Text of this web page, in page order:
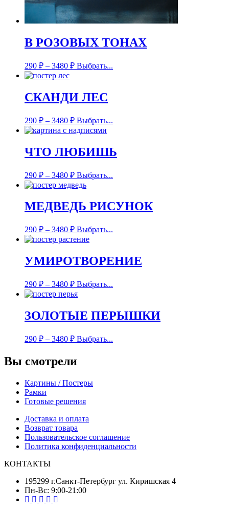
В РОЗОВЫХ ТОНАХ
290 ₽ – 3480 ₽ Выбрать...
СКАНДИ ЛЕС
290 ₽ – 3480 ₽ Выбрать...
ЧТО ЛЮБИШЬ
290 ₽ – 3480 ₽ Выбрать...
МЕДВЕДЬ РИСУНОК
290 ₽ – 3480 ₽ Выбрать...
УМИРОТВОРЕНИЕ
290 ₽ – 3480 ₽ Выбрать...
ЗОЛОТЫЕ ПЕРЫШКИ
290 ₽ – 3480 ₽ Выбрать...
Вы смотрели
Картины / Постеры
Рамки
Готовые решения
Доставка и оплата
Возврат товара
Пользовательское соглашение
Политика конфиденциальности
КОНТАКТЫ
195299 г.Санкт-Петербург ул. Киришская 4
Пн-Вс: 9:00-21:00